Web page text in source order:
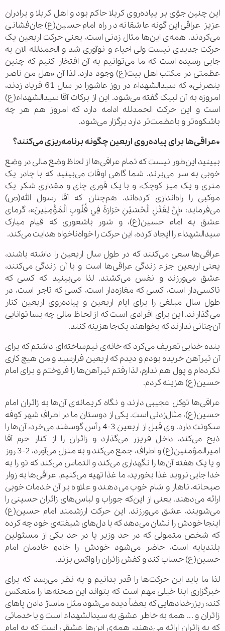
این چنین جوّی بر پیاده‌روی کربلا حاکم بود و اهل کربلا و برادران
عزیز عراقی این‌گونه عاشقانه در راه امام حسین(ع) جان‌فشانی
می‌کردند. همه‌ی این‌ها مثال زدنی است، یعنی حرکت اربعین یک
حرکت جدیدی نیست ولی احیاء و نوآوری شد و الحمدلله الان به
جایی رسیده است که ما می‌توانیم به آن افتخار کنیم که چنین
عظمتی در مکتب اهل بیت(ع) وجود دارد. لذا آن «هل من ناصر
ینصرنی» که سیدالشهداء در روز عاشورا در سال 61 فریاد زدند،
امروزه به آن لبیک گفته می‌شود. این از برکات آقا سیدالشهداء(ع)
است و این حرکت الحمدلله ادامه دارد که امروز هم هر چه
باشکوه‌تر و باعظمت‌تر دارد برگزار می‌شود.
*عراقی‌ها برای پیاده‌روی اربعین چگونه برنامه‌ریزی می‌کنند؟
ببینید این‌طور نیست که تمام عراقی‌ها از لحاظ وضع مالی در وضع
خوبی به سر می‌برند. شما گاهی اوقات می‌بینید که با چادر یک
متری و یک میز کوچک، و با یک قوری چای و مقداری شکر یک
موکبی را راه‌اندازی کرده‌اند. هم‌چنان که آقا رسول الله(ص)
می‌فرماید: «إِنَّ لِقَتْلِ الْحُسَيْنِ حَرَارَةً فِي قُلُوبِ الْمُؤْمِنِينَ»، گرمای
عشق به امام حسین(ع)، و شور باشعوری که قیام مبارک
سیدالشهداء را ایجاد کرده، این حرکت را خواه‌ناخواه هدایت می‌کند.
عراقی‌ها سعی می‌کنند که در طول سال اربعین را داشته باشند،
یعنی اربعین جزء زندگی عراقی‌ها است و با آن زندگی می‌کنند،
عشق می‌ورزند و نفس می‌کشند. لذا می‌بینید که کسی که
تاکسی‌دار است، کسی که مغازه‌دار است، کسی که تاجر است، در
طول سال مبلغی را برای ایام اربعین و پیاده‌روی اربعین کنار
می‌گذارند. این برای افرادی است که از لحاظ مالی چه بسا توانایی
آن‌چنانی ندارند که بخواهند یک‌جا هزینه کنند.
بنده خدایی تعریف می‌کرد که خانه‌ی نیم‌ساخته‌ای داشتم که برای
آن تیرآهن خریده بودم و دیدم که اربعین فرارسید و من هیچ کاری
نکرد‌ه‌ام و پول هم ندارم، لذا رفتم تیرآهن‌ها را فروختم و برای امام
حسین(ع) هزینه کردم.
عراقی‌ها توکل عجیبی دارند و نگاه کریمانه‌ی آن‌ها به زائران امام
حسین(ع)، مثال‌زدنی است. یکی از دوستان ما در اطراف شهر کوفه
سکونت دارد. وی قبل از اربعین 3-4 رأس گوسفند می‌خرد، آن‌ها را
ذبح می‌کند، داخل فریزر می‌گذارد و زائران را از کنار حرم آقا
امیرالمؤمنین(ع) و اطراف، جمع می‌کند و به منزل می‌آورد، 2-3 روز
و یا یک هفته آن‌ها را نگهداری می‌کند و التماس می‌کند که تو را به
خدا جایی نروید غذا بخورید، ما غذا تهیه می‌کنیم. عراقی‌ها به زوار
صبحانه، ناهار و شام خوب می‌دهند و علاوه بر آن خدمات خوبی
ارائه می‌دهند. یعنی از این‌که جوراب و لباس‌های زائران حسینی را
می‌شویند، عشق می‌ورزند. این حرکت ارزشمند امام حسین(ع)
اینجا خودش را نشان می‌دهد که با دل‌های شیفته‌ی خود چه کرده
که شخص متمولی که در حد وزیر یا در حد یکی از مسئولین
بلندپایه‌ است، حاضر می‌شود خودش را خادمِ خادمان امام
حسین(ع) حساب کند و کفش زائران را واکس بزند.
لذا ما باید این حرکت‌ها را قدر بدانیم و به نظر می‌رسد که برای
خبرگزاری ابنا خیلی مهم است که بتواند این‌ صحنه‌ها را منعکس
کند؛ ریزرخدادهایی که بعضاً دیده می‌شود مثل ماساژ دادن پاهای
زائران و ... همه به خاطر عشق به سیدالشهداء است و یا خدماتی
که به زائران ارائه می‌دهند، همه‌ی این‌ها عشقی است که به امام